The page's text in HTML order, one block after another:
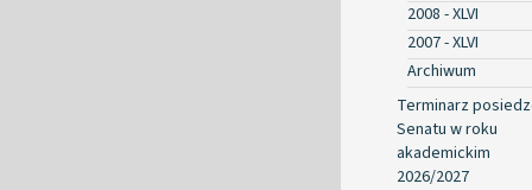
2008 - XLVI
2007 - XLVI
Archiwum
Terminarz
Senatu w roku
akademickim
2026/2027